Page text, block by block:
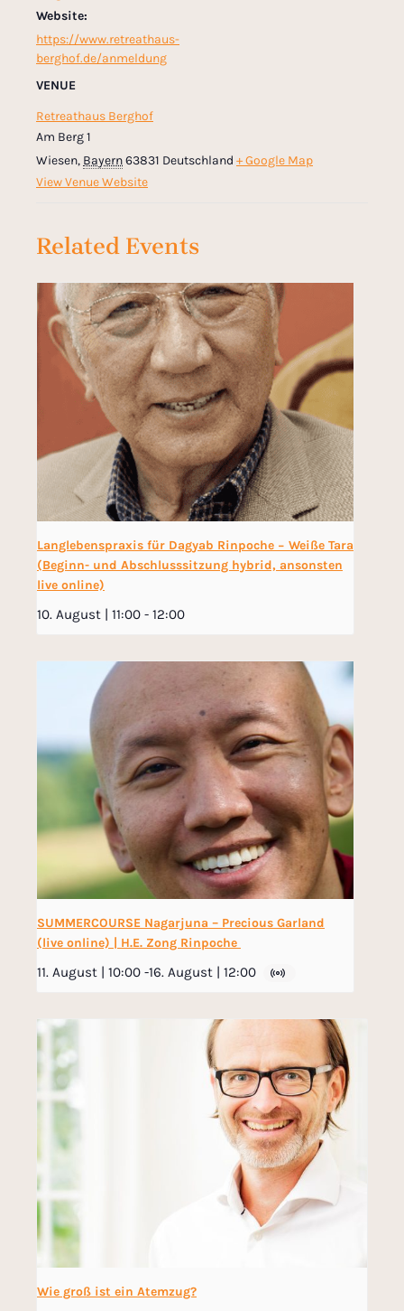
Website:
https://www.retreathaus-
berghof.de/anmeldung
VENUE
Retreathaus Berghof
Am Berg 1
Wiesen, Bayern63831 Deutschland + Google Map
View Venue Website
Related Events
Langlebenspraxis für Dagyab Rinpoche − Weiße Tara
(Beginn- und Abschlusssitzung hybrid, ansonsten
live online)
10. August | 11:00 - 12:00
SUMMERCOURSE Nagarjuna – Precious Garland
(live online) | H.E. Zong Rinpoche
11. August | 10:00 -16. August | 12:00
Wie groß ist ein Atemzug?